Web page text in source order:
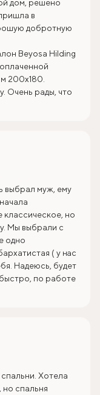
дом, решено
в
добротную
Beyosa Hilding
200х180.
Очень рады, что
выбрал муж, ему
классическое, но
Мы выбрали с
одно
( у нас
Надеюсь, будет
по работе
Хотела
но спальня